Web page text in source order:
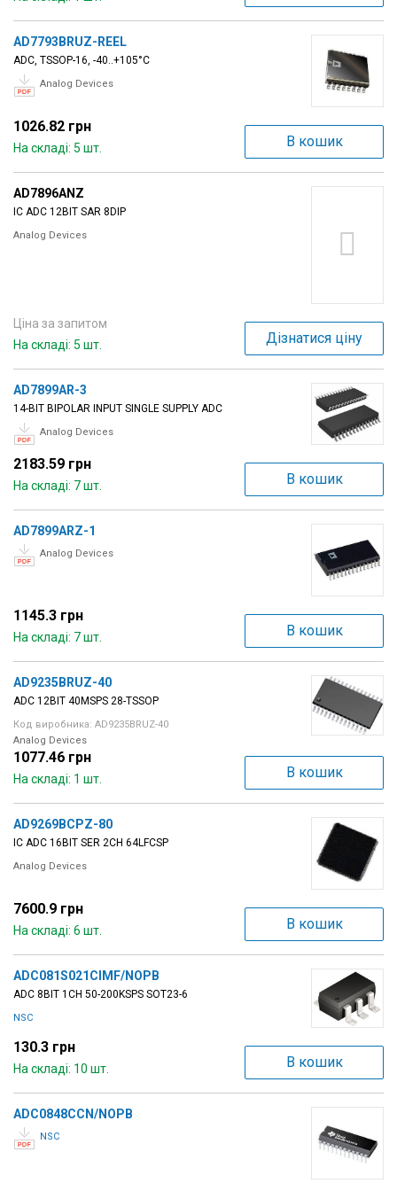
AD7793BRUZ-REEL
ADC, TSSOP-16, -40..+105°C
Analog Devices
1026.82 грн
На складі: 5 шт. В кошик
AD7896ANZ
IC ADC 12BIT SAR 8DIP
Analog Devices
Ціна за запитом
На складі: 5 шт.
Дізнатися ціну
AD7899AR-3
14-BIT BIPOLAR INPUT SINGLE SUPPLY ADC
Analog Devices
2183.59 грн
На складі: 7 шт. В кошик
AD7899ARZ-1
Analog Devices
1145.3 грн
На складі: 7 шт. В кошик
AD9235BRUZ-40
ADC 12BIT 40MSPS 28-TSSOP
Код виробника: AD9235BRUZ-40
Analog Devices
1077.46 грн
На складі: 1 шт. В кошик
AD9269BCPZ-80
IC ADC 16BIT SER 2CH 64LFCSP
Analog Devices
7600.9 грн
На складі: 6 шт. В кошик
ADC081S021CIMF/NOPB
ADC 8BIT 1CH 50-200KSPS SOT23-6
NSC
130.3 грн
На складі: 10 шт. В кошик
ADC0848CCN/NOPB
NSC